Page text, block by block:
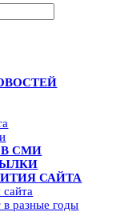
СМИ
САЙТА
в разные годы